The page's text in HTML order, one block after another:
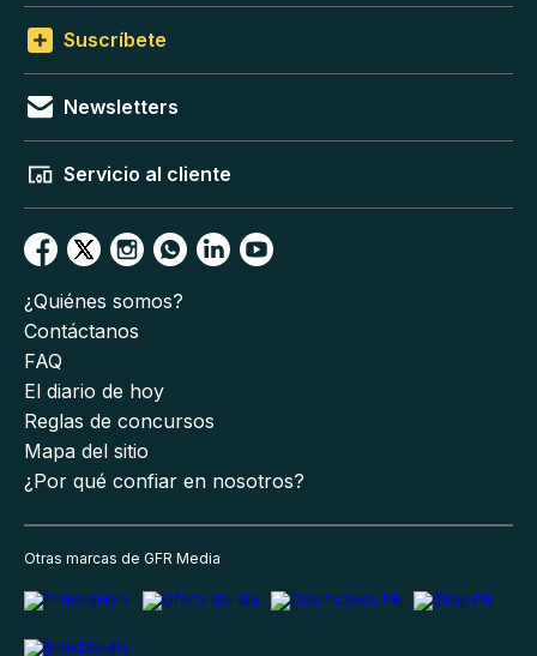
Suscríbete
Newsletters
Servicio al cliente
¿Quiénes somos?
Contáctanos
FAQ
El diario de hoy
Reglas de concursos
Mapa del sitio
¿Por qué confiar en nosotros?
Otras marcas de GFR Media